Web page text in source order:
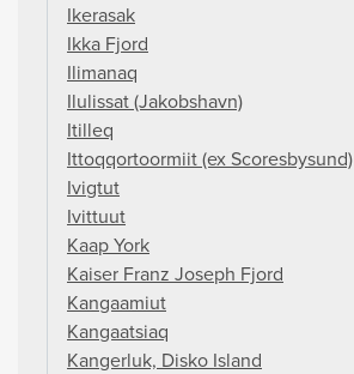
Ikerasak
Ikka Fjord
Ilimanaq
Ilulissat (Jakobshavn)
Itilleq
Ittoqqortoormiit (ex Scoresbysund)
Ivigtut
Ivittuut
Kaap York
Kaiser Franz Joseph Fjord
Kangaamiut
Kangaatsiaq
Kangerluk, Disko Island